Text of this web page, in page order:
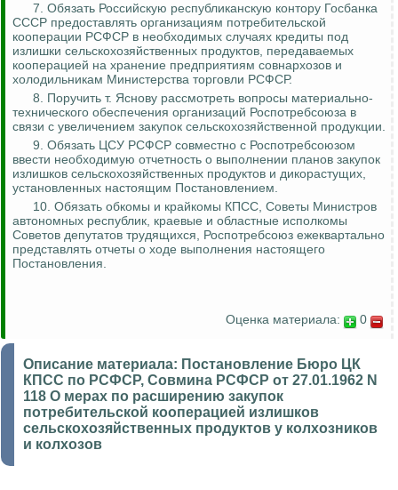
7. Обязать Российскую республиканскую контору Госбанка
СССР предоставлять организациям потребительской
кооперации РСФСР в необходимых случаях кредиты под
излишки сельскохозяйственных продуктов, передаваемых
кооперацией на хранение предприятиям совнархозов и
холодильникам Министерства торговли РСФСР.
8. Поручить т. Яснову рассмотреть вопросы материально-
технического обеспечения организаций Роспотребсоюза в
связи с увеличением закупок сельскохозяйственной продукции.
9. Обязать ЦСУ РСФСР совместно с Роспотребсоюзом
ввести необходимую отчетность о выполнении планов закупок
излишков сельскохозяйственных продуктов и дикорастущих,
установленных настоящим Постановлением.
10. Обязать обкомы и крайкомы КПСС, Советы Министров
автономных республик, краевые и областные исполкомы
Советов депутатов трудящихся, Роспотребсоюз ежеквартально
представлять отчеты о ходе выполнения настоящего
Постановления.
Оценка материала: 0
Описание материала: Постановление Бюро ЦК
КПСС по РСФСР, Совмина РСФСР от 27.01.1962 N
118 О мерах по расширению закупок
потребительской кооперацией излишков
сельскохозяйственных продуктов у колхозников
и колхозов